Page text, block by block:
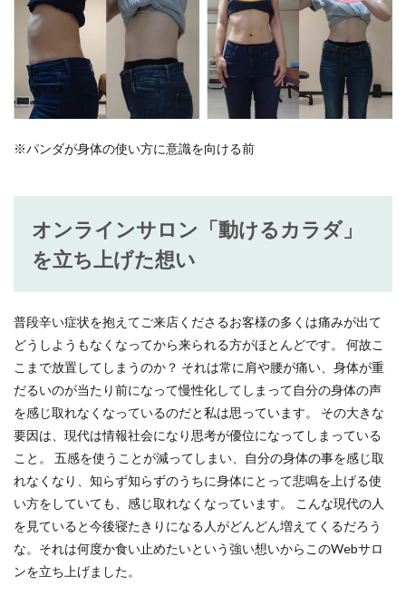
※パンダが身体の使い方に意識を向ける前
オンラインサロン「動けるカラダ」
を立ち上げた想い
普段辛い症状を抱えてご来店くださるお客様の多くは痛みが出て
どうしようもなくなってから来られる方がほとんどです。 何故こ
こまで放置してしまうのか？ それは常に肩や腰が痛い、身体が重
だるいのが当たり前になって慢性化してしまって自分の身体の声
を感じ取れなくなっているのだと私は思っています。 その大きな
要因は、現代は情報社会になり思考が優位になってしまっている
こと。 五感を使うことが減ってしまい、自分の身体の事を感じ取
れなくなり、知らず知らずのうちに身体にとって悲鳴を上げる使
い方をしていても、感じ取れなくなっています。 こんな現代の人
を見ていると今後寝たきりになる人がどんどん増えてくるだろう
な。それは何度か食い止めたいという強い想いからこのWebサロ
ンを立ち上げました。